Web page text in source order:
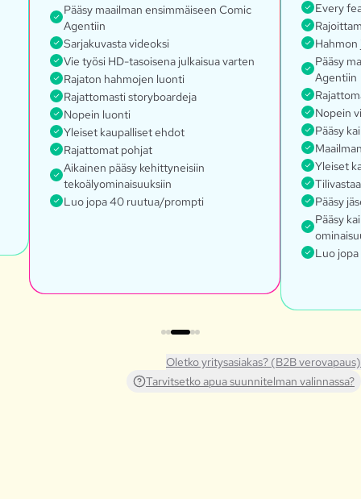
Pääsy maailman ensimmäiseen Comic
Agentiin
Sarjakuvasta videoksi
Vie työsi HD-tasoisena julkaisua varten
Rajaton hahmojen luonti
Rajattomasti storyboardeja
Nopein luonti
Yleiset kaupalliset ehdot
Rajattomat pohjat
Aikainen pääsy kehittyneisiin
tekoälyominaisuuksiin
Luo jopa 40 ruutua/prompti
Every
Hahmon
Pääsy
Agentiin
Nopein
Pääsy
Yleiset
Pääsy
Pääsy
Luo
Oletko yritysasiakas? (B2B verovapaus)
Tarvitsetko apua suunnitelman valinnassa?